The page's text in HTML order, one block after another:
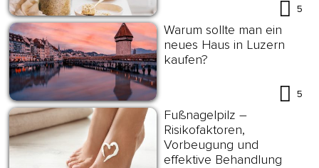
5
Warum sollte man ein
neues Haus in Luzern
kaufen?
5
Fußnagelpilz –
Risikofaktoren,
Vorbeugung und
effektive Behandlung